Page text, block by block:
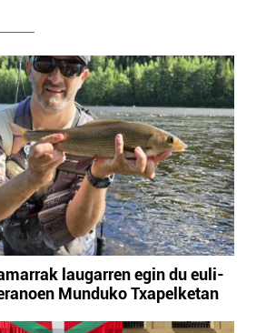
laugarren egin du euli-
Munduko Txapelketan